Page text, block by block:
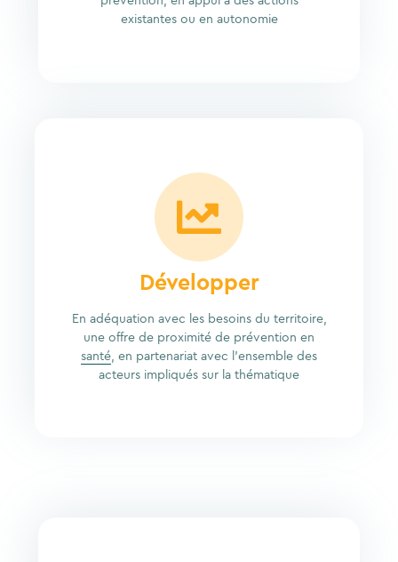
existantes ou en autonomie
Développer
En adéquation avec les besoins du territoire,
une offre de proximité de prévention en
santé , en partenariat avec l’ensemble des
acteurs impliqués sur la thématique